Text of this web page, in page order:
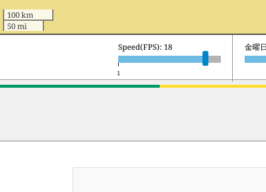
100 km
50 mi
1
Speed(FPS): 18 土曜